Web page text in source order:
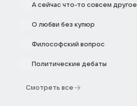
А сейчас что-то совсем другое
О любви без купюр
Философский вопрос
Политические дебаты
Смотреть все